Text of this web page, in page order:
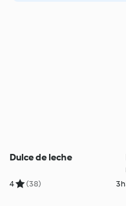
Dulce de leche
4 (38) 3h